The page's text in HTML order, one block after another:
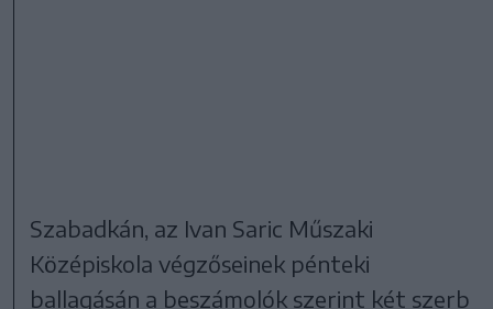
Szabadkán, az Ivan Saric Műszaki
Középiskola végzőseinek pénteki
ballagásán a beszámolók szerint két szerb